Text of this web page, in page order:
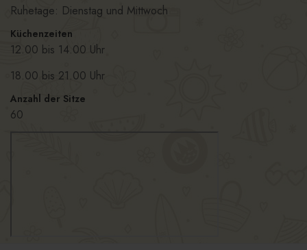
Ruhetage: Dienstag und Mittwoch
Küchenzeiten
12.00 bis 14.00 Uhr
18.00 bis 21.00 Uhr
Anzahl der Sitze
60